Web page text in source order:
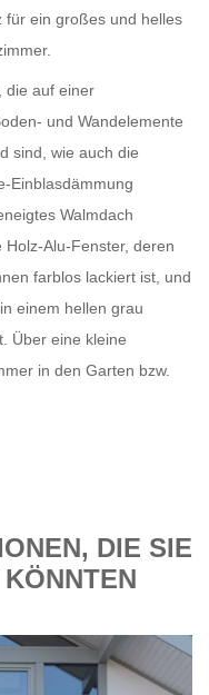
für ein großes und helles
die auf einer
und Wandelemente
sind, wie auch die
Einblasdämmung
Walmdach
Alu-Fenster, deren
farblos lackiert ist, und
einem hellen grau
Über eine kleine
in den Garten bzw.
DIE SIE